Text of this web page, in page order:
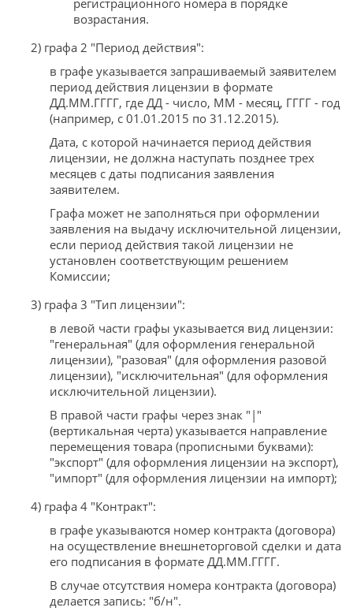
возрастания.
2) графа 2 "Период действия":
в графе указывается запрашиваемый заявителем
период действия лицензии в формате
ДД.ММ.ГГГГ, где ДД - число, ММ - месяц, ГГГГ - год
(например, с 01.01.2015 по 31.12.2015).
Дата, с которой начинается период действия
лицензии, не должна наступать позднее трех
месяцев с даты подписания заявления
заявителем.
Графа может не заполняться при оформлении
заявления на выдачу исключительной лицензии,
если период действия такой лицензии не
установлен соответствующим решением
Комиссии;
3) графа 3 "Тип лицензии":
в левой части графы указывается вид лицензии:
"генеральная" (для оформления генеральной
лицензии), "разовая" (для оформления разовой
лицензии), "исключительная" (для оформления
исключительной лицензии).
В правой части графы через знак "|"
(вертикальная черта) указывается направление
перемещения товара (прописными буквами):
"экспорт" (для оформления лицензии на экспорт),
"импорт" (для оформления лицензии на импорт);
4) графа 4 "Контракт":
в графе указываются номер контракта (договора)
на осуществление внешнеторговой сделки и дата
его подписания в формате ДД.ММ.ГГГГ.
В случае отсутствия номера контракта (договора)
делается запись: "б/н".